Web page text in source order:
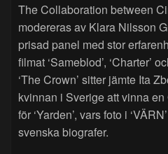
The Collaboration between
modereras av Klara Nilsson
prisad panel med stor
filmat ‘Sameblod’, ‘Charter’
‘The Crown’ sitter jämte Ita
kvinnan i Sverige att vinna
för ‘Yarden’, vars foto i
svenska biografer.